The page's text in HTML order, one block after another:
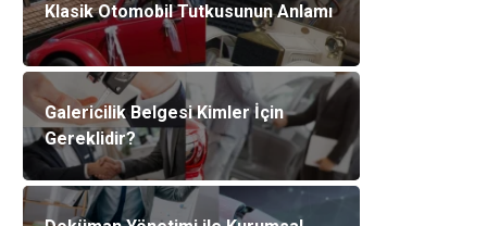
Klasik Otomobil Tutkusunun Anlamı
Galericilik Belgesi Kimler İçin
Gereklidir?